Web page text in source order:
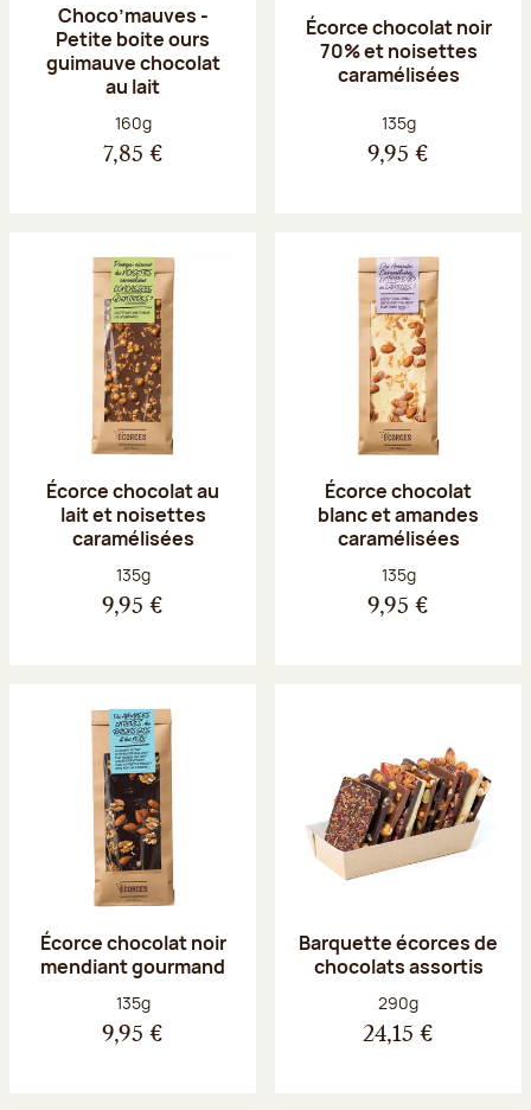
Choco’mauves -
Petite boite ours
guimauve chocolat
au lait
Poids net :
160g
7,85 €
Écorce chocolat noir
70% et noisettes
caramélisées
Poids net :
135g
9,95 €
Écorce chocolat au
lait et noisettes
caramélisées
Poids net :
135g
9,95 €
Écorce chocolat
blanc et amandes
caramélisées
Poids net :
135g
9,95 €
Écorce chocolat noir
mendiant gourmand
Poids net :
135g
9,95 €
Barquette écorces de
chocolats assortis
Poids net :
290g
24,15 €